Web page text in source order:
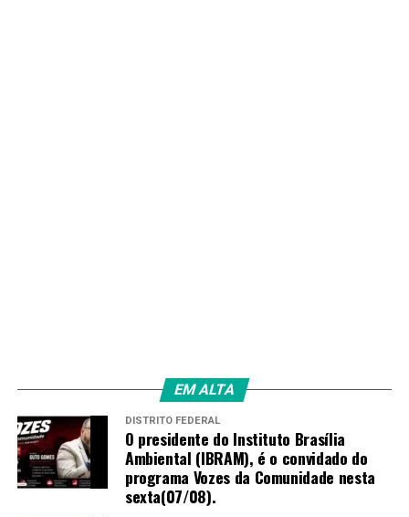
EM ALTA
DISTRITO FEDERAL
O presidente do Instituto Brasília
Ambiental (IBRAM), é o convidado do
programa Vozes da Comunidade nesta
sexta(07/08).